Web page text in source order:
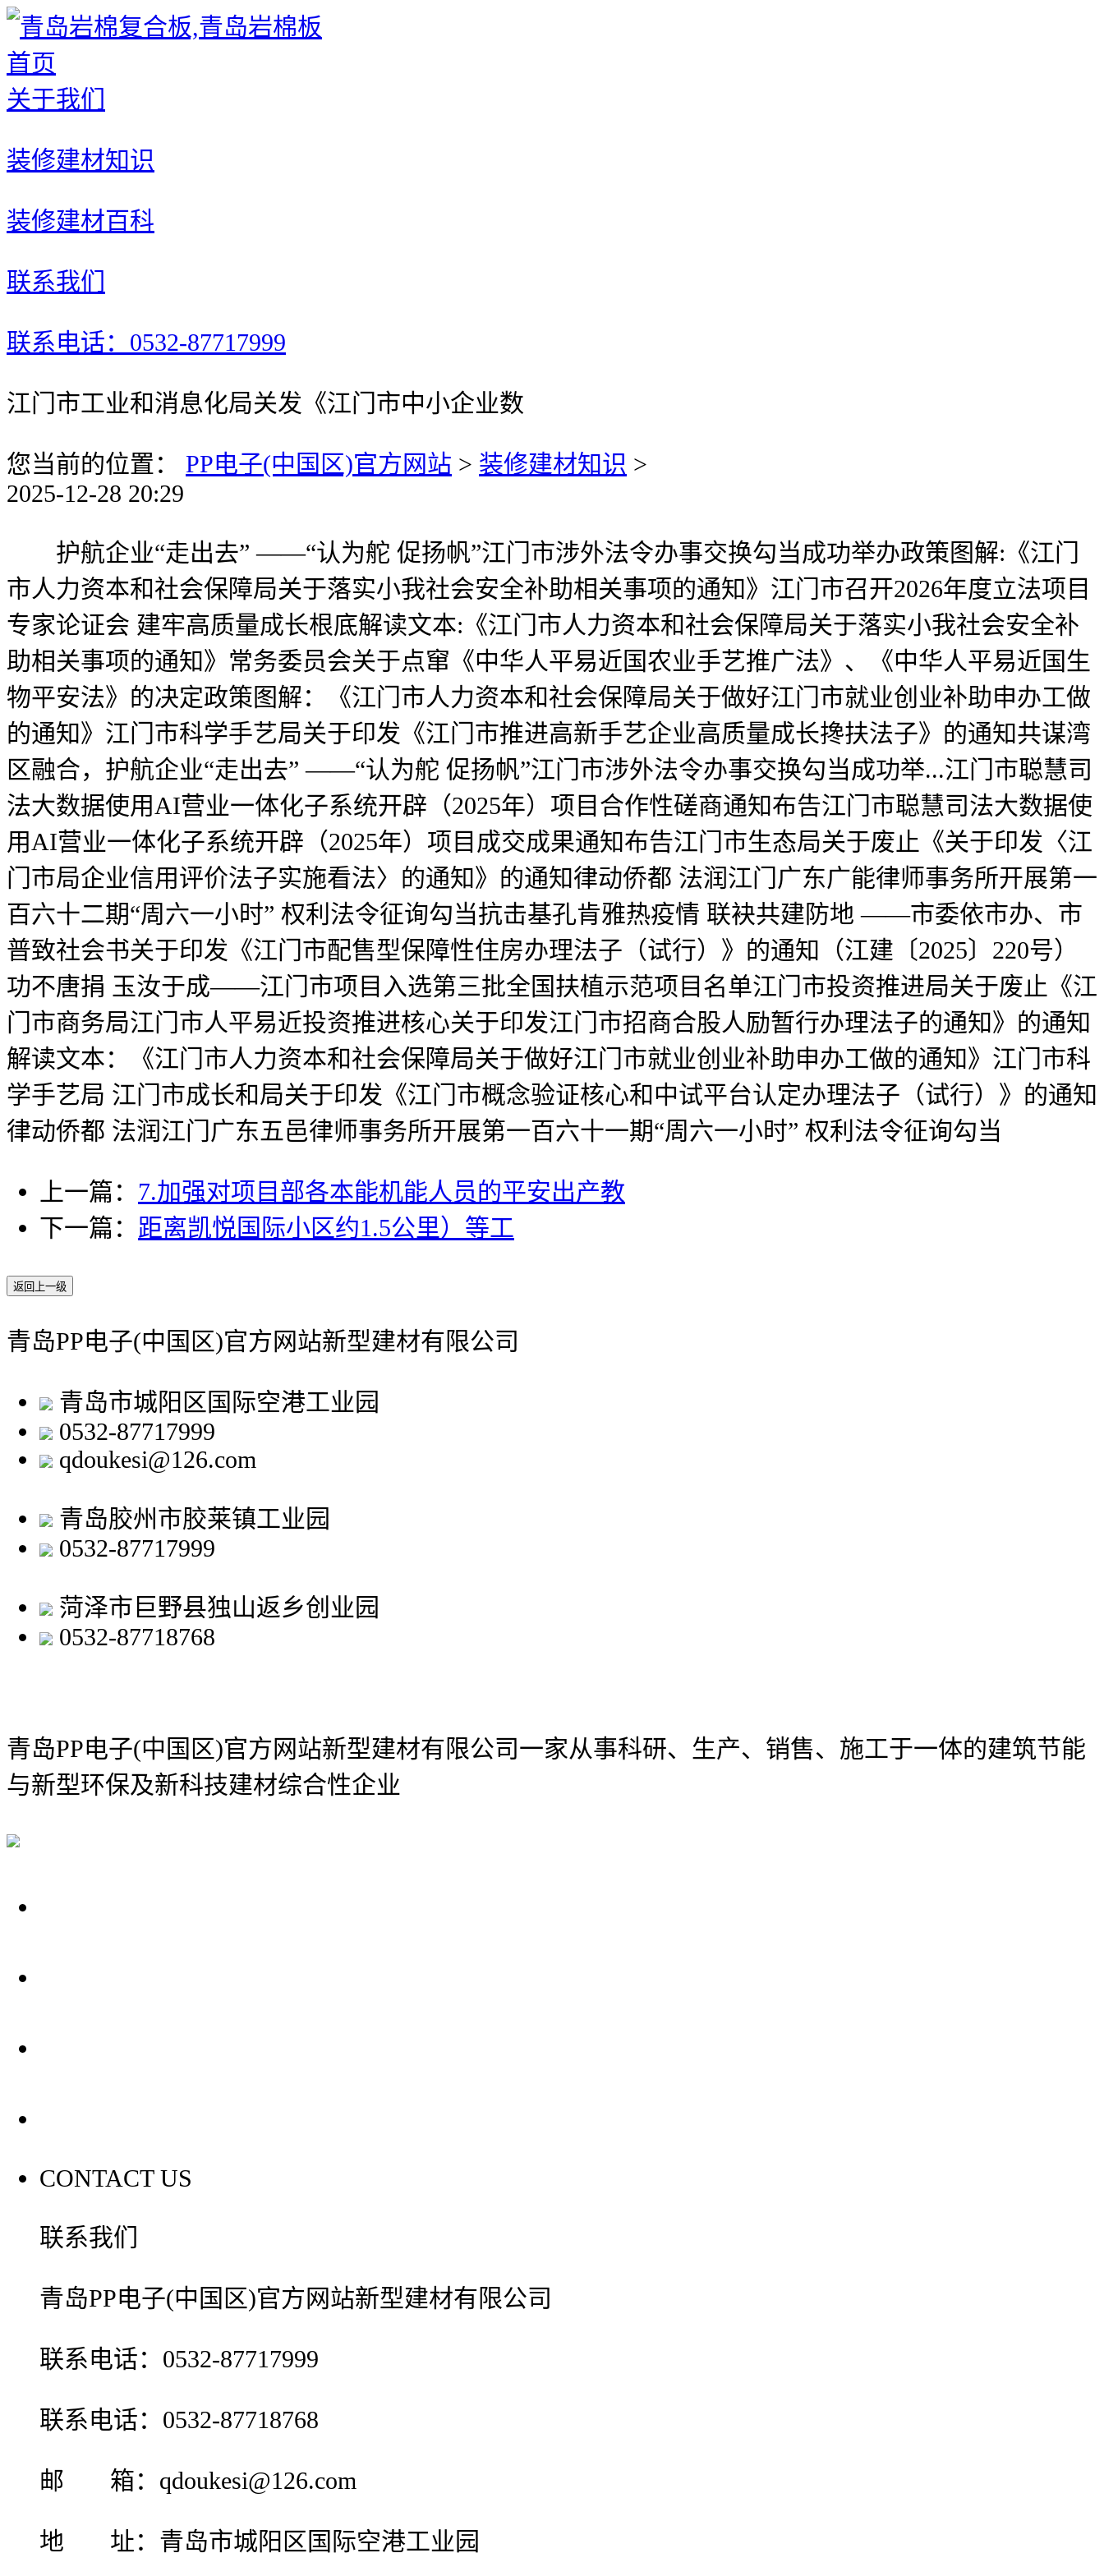
首页
关于我们
装修建材知识
装修建材百科
联系我们
联系电话：0532-87717999
江门市工业和消息化局关发《江门市中小企业数
您当前的位置： PP电子(中国区)官方网站 > 装修建材知识 >
2025-12-28 20:29
护航企业“走出去” ——“认为舵 促扬帆”江门市涉外法令办事交换勾当成功举办政策图解:《江门
市人力资本和社会保障局关于落实小我社会安全补助相关事项的通知》江门市召开2026年度立法项目
专家论证会 建牢高质量成长根底解读文本:《江门市人力资本和社会保障局关于落实小我社会安全补
助相关事项的通知》常务委员会关于点窜《中华人平易近国农业手艺推广法》、《中华人平易近国生
物平安法》的决定政策图解：《江门市人力资本和社会保障局关于做好江门市就业创业补助申办工做
的通知》江门市科学手艺局关于印发《江门市推进高新手艺企业高质量成长搀扶法子》的通知共谋湾
区融合，护航企业“走出去” ——“认为舵 促扬帆”江门市涉外法令办事交换勾当成功举...江门市聪慧司
法大数据使用AI营业一体化子系统开辟（2025年）项目合作性磋商通知布告江门市聪慧司法大数据使
用AI营业一体化子系统开辟（2025年）项目成交成果通知布告江门市生态局关于废止《关于印发〈江
门市局企业信用评价法子实施看法〉的通知》的通知律动侨都 法润江门广东广能律师事务所开展第一
百六十二期“周六一小时” 权利法令征询勾当抗击基孔肯雅热疫情 联袂共建防地 ——市委依市办、市
普致社会书关于印发《江门市配售型保障性住房办理法子（试行）》的通知（江建〔2025〕220号）
功不唐捐 玉汝于成——江门市项目入选第三批全国扶植示范项目名单江门市投资推进局关于废止《江
门市商务局江门市人平易近投资推进核心关于印发江门市招商合股人励暂行办理法子的通知》的通知
解读文本：《江门市人力资本和社会保障局关于做好江门市就业创业补助申办工做的通知》江门市科
学手艺局 江门市成长和局关于印发《江门市概念验证核心和中试平台认定办理法子（试行）》的通知
律动侨都 法润江门广东五邑律师事务所开展第一百六十一期“周六一小时” 权利法令征询勾当
上一篇： 7.加强对项目部各本能机能人员的平安出产教
下一篇： 距离凯悦国际小区约1.5公里）等工
返回上一级
青岛PP电子(中国区)官方网站新型建材有限公司
青岛市城阳区国际空港工业园
0532-87717999
qdoukesi@126.com
青岛胶州市胶莱镇工业园
0532-87717999
菏泽市巨野县独山返乡创业园
0532-87718768
青岛PP电子(中国区)官方网站新型建材有限公司一家从事科研、生产、销售、施工于一体的建筑节能
与新型环保及新科技建材综合性企业
CONTACT US
联系我们
青岛PP电子(中国区)官方网站新型建材有限公司
联系电话：0532-87717999
联系电话：0532-87718768
邮 箱：qdoukesi@126.com
地 址：青岛市城阳区国际空港工业园